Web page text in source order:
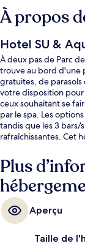
À propos
Hotel SU &
À deux pas de Parc
trouve au bord d'une
gratuites, de
votre disposition
ceux souhaitant se
par le spa. Les
tandis que les 3 bars/
rafraîchissantes. Cet
autres voyageurs
Plus
Aperçu
Taille de